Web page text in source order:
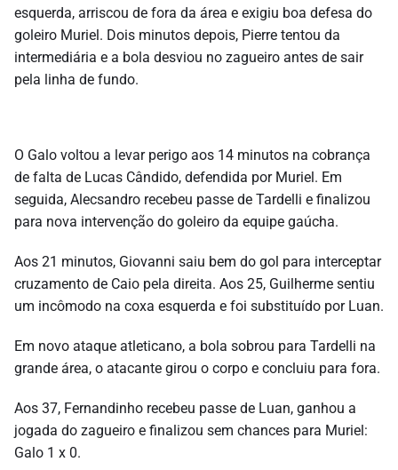
esquerda, arriscou de fora da área e exigiu boa defesa do
goleiro Muriel. Dois minutos depois, Pierre tentou da
intermediária e a bola desviou no zagueiro antes de sair
pela linha de fundo.
O Galo voltou a levar perigo aos 14 minutos na cobrança
de falta de Lucas Cândido, defendida por Muriel. Em
seguida, Alecsandro recebeu passe de Tardelli e finalizou
para nova intervenção do goleiro da equipe gaúcha.
Aos 21 minutos, Giovanni saiu bem do gol para interceptar
cruzamento de Caio pela direita. Aos 25, Guilherme sentiu
um incômodo na coxa esquerda e foi substituído por Luan.
Em novo ataque atleticano, a bola sobrou para Tardelli na
grande área, o atacante girou o corpo e concluiu para fora.
Aos 37, Fernandinho recebeu passe de Luan, ganhou a
jogada do zagueiro e finalizou sem chances para Muriel:
Galo 1 x 0.